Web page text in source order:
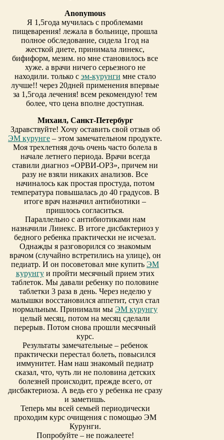
Anonymous
Я 1,5года мучилась с проблемами
пищеварения! лежала в больнице, прошла
полное обследование, сидела 1год на
жесткой диете, принимала линекс,
бифиформ, мезим. но мне становилось все
хуже. а врачи ничего серьезного не
находили. только с эм-курунги мне стало
лучше!! через 20дней применения впервые
за 1,5года лечения! всем рекомендую! тем
более, что цена вполне доступная.
Михаил, Санкт-Петербург
Здравствуйте! Хочу оставить свой отзыв об
ЭМ курунге – этом замечательном продукте.
Моя трехлетняя дочь очень часто болела в
начале летнего периода. Врачи всегда
ставили диагноз «ОРВИ-ОРЗ», причем ни
разу не взяли никаких анализов. Все
начиналось как простая простуда, потом
температура повышалась до 40 градусов. В
итоге врач назначил антибиотики –
пришлось согласиться.
Параллельно с антибиотиками нам
назначили Линекс. В итоге дисбактериоз у
бедного ребенка практически не исчезал.
Однажды я разговорился со знакомым
врачом (случайно встретились на улице), он
педиатр. И он посоветовал мне купить ЭМ
курунгуи пройти месячный прием этих
таблеток. Мы давали ребенку по половине
таблетки 3 раза в день. Через неделю у
малышки восстановился аппетит, стул стал
нормальным. Принимали мы ЭМ курунгу
целый месяц, потом на месяц сделали
перерыв. Потом снова прошли месячный
курс.
Результаты замечательные – ребенок
практически перестал болеть, повысился
иммунитет. Нам наш знакомый педиатр
сказал, что, чуть ли не половина детских
болезней происходит, прежде всего, от
дисбактериоза. А ведь его у ребенка не сразу
и заметишь.
Теперь мы всей семьей периодически
проходим курс очищения с помощью ЭМ
Курунги.
Попробуйте – не пожалеете!